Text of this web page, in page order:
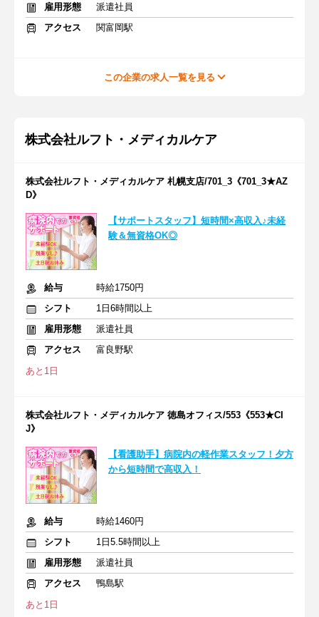
雇用形態
派遣社員
アクセス
関富岡駅
この企業の求人一覧を見る
株式会社ルフト・メディカルケア
株式会社ルフト・メディカルケア 札幌支店/701_3《701_3★AZ
D》
【サポートスタッフ】短時間×高収入♪未経
験＆無資格OK◎
給与
時給1750円
シフト
1日6時間以上
雇用形態
派遣社員
アクセス
富良野駅
あと1日
株式会社ルフト・メディカルケア 徳島オフィス/553《553★CI
J》
【看護助手】病院内の軽作業スタッフ！夕方
から短時間で高収入！
給与
時給1460円
シフト
1日5.5時間以上
雇用形態
派遣社員
アクセス
鴨島駅
あと1日